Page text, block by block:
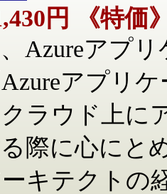
円
《特価
Azureアプ
アプリ
ラウド上に
際に心にと
キテクトの